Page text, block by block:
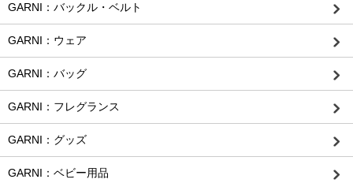
GARNI：バックル・ベルト
GARNI：ウェア
GARNI：バッグ
GARNI：フレグランス
GARNI：グッズ
GARNI：ベビー用品